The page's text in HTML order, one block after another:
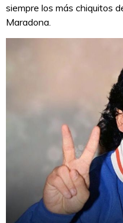
siempre los más chiquitos
Maradona.